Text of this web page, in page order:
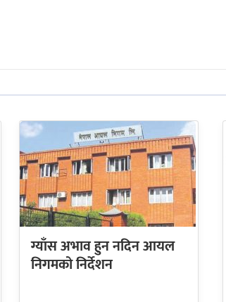
ग्याँस अभाव हुन नदिन आयल
निगमको निर्देशन